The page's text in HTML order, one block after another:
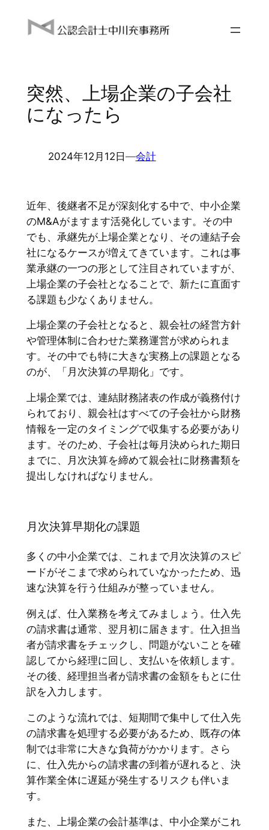
突然、上場企業の子会社
になったら
2024年12月12日―会計
近年、後継者不足が深刻化する中で、中小企業
のM&Aがますます活発化しています。その中
でも、承継先が上場企業となり、その連結子会
社になるケースが増えてきています。これは事
業承継の一つの形として注目されていますが、
上場企業の子会社となることで、新たに直面す
る課題も少なくありません。
上場企業の子会社となると、親会社の経営方針
や管理体制に合わせた業務運営が求められま
す。その中でも特に大きな実務上の課題となる
のが、「月次決算の早期化」です。
上場企業では、連結財務諸表の作成が義務付け
られており、親会社はすべての子会社から財務
情報を一定のタイミングで収集する必要があり
ます。そのため、子会社は毎月決められた期日
までに、月次決算を締めて親会社に財務書類を
提出しなければなりません。
月次決算早期化の課題
多くの中小企業では、これまで月次決算のスピ
ードがそこまで求められていなかったため、迅
速な決算を行う仕組みが整っていません。
例えば、仕入業務を考えてみましょう。仕入先
の請求書は通常、翌月初に届きます。仕入担当
者が請求書をチェックし、問題がないことを確
認してから経理に回し、支払いを依頼します。
その後、経理担当者が請求書の金額をもとに仕
訳を入力します。
このような流れでは、短期間で集中して仕入先
の請求書を処理する必要があるため、既存の体
制では非常に大きな負荷がかかります。さら
に、仕入先からの請求書の到着が遅れると、決
算作業全体に遅延が発生するリスクも伴いま
す。
また、上場企業の会計基準は、中小企業がこれ